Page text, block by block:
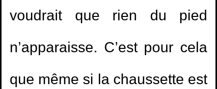
voudrait que rien du pied
n’apparaisse. C’est pour cela
que même si la chaussette est
1.Etudier dans un collège mixte
2.la personne qui meurt électrocutée à le